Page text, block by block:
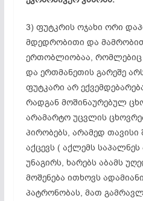
3) ფუტკრის ოჯახი ორი
მდედრობითი და
ერთობლიობაა, რომლებიც
და ერთმანეთის გარეშე
ფუტკარი არ
რადგან მოშინაურებულ
არამარტო უცვლის
პირობებს, არამედ
აქცევს ( აქლემს საპალნეს
უნაგირს, ხარებს აბამს
მოშენება ითხოვს
პატრონობას, მათ